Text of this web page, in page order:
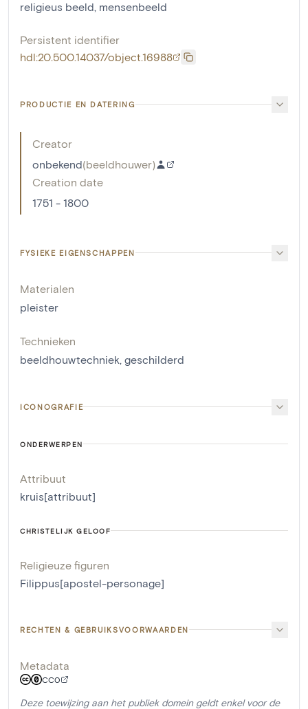
religieus beeld mensenbeeld
Persistent identifier
hdl:20.500.14037/object.16988
PRODUCTIE EN DATERING
Creator
onbekend(beeldhouwer)
Creation date
1751 - 1800
FYSIEKE EIGENSCHAPPEN
Materialen
pleister
Technieken
beeldhouwtechniek geschilderd
ICONOGRAFIE
ONDERWERPEN
Attribuut
kruis[attribuut]
CHRISTELIJK GELOOF
Religieuze figuren
Filippus[apostel-personage]
RECHTEN & GEBRUIKSVOORWAARDEN
Metadata
CC0
Deze toewijzing aan het publiek domein geldt enkel voor de